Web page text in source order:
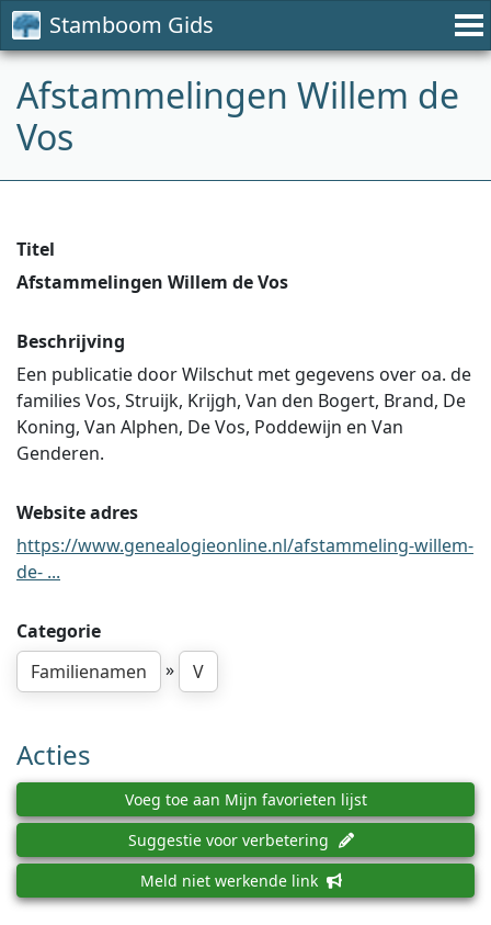
Stamboom Gids
Afstammelingen Willem de
Vos
Titel
Afstammelingen Willem de Vos
Beschrijving
Een publicatie door Wilschut met gegevens over oa. de
families Vos, Struijk, Krijgh, Van den Bogert, Brand, De
Koning, Van Alphen, De Vos, Poddewijn en Van
Genderen.
Website adres
https://www.genealogieonline.nl/afstammeling-willem-
de- ...
Categorie
Familienamen
» V
Acties
Voeg toe aan Mijn favorieten lijst
Suggestie voor verbetering
Meld niet werkende link